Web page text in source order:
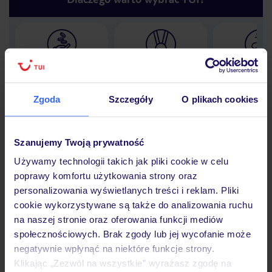
Zgoda Szczegóły O plikach cookies
Szanujemy Twoją prywatność
Używamy technologii takich jak pliki cookie w celu
poprawy komfortu użytkowania strony oraz
personalizowania wyświetlanych treści i reklam. Pliki
cookie wykorzystywane są także do analizowania ruchu
na naszej stronie oraz oferowania funkcji mediów
społecznościowych. Brak zgody lub jej wycofanie może
negatywnie wpłynąć na niektóre funkcje strony.
Klikając „Zezwól na wszystkie” wyrażasz zgodę na
Lider niskich cen 30 lat w
Hotel
Opinie
Pokoje